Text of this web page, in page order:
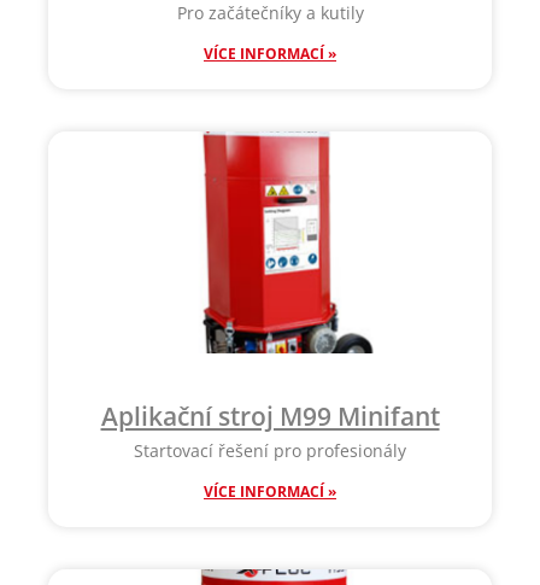
Pro začátečníky a kutily
VÍCE INFORMACÍ »
Aplikační stroj M99 Minifant
Startovací řešení pro profesionály
VÍCE INFORMACÍ »